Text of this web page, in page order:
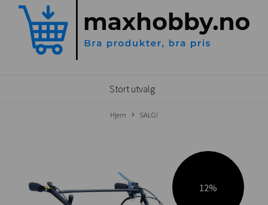
Stort utvalg
Hjem SALG!
12%